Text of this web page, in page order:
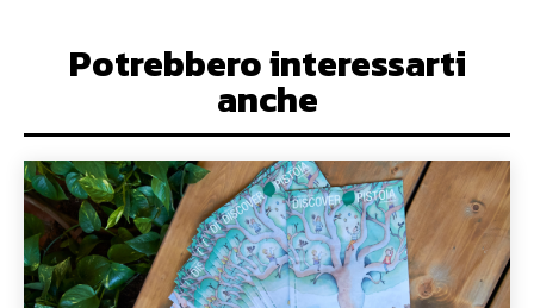
Potrebbero interessarti
anche